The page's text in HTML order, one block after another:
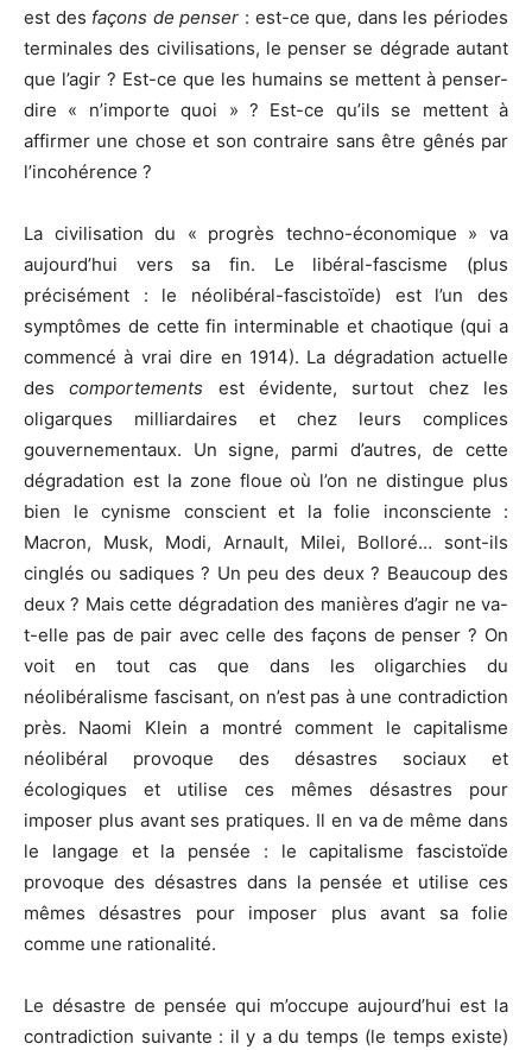
est des façons de penser : est-ce que, dans les périodes
terminales des civilisations, le penser se dégrade autant
que l’agir ? Est-ce que les humains se mettent à penser-
dire « n’importe quoi » ? Est-ce qu’ils se mettent à
affirmer une chose et son contraire sans être gênés par
l’incohérence ?
La civilisation du « progrès techno-économique » va
aujourd’hui vers sa fin. Le libéral-fascisme (plus
précisément : le néolibéral-fascistoïde) est l’un des
symptômes de cette fin interminable et chaotique (qui a
commencé à vrai dire en 1914). La dégradation actuelle
descomportements est évidente, surtout chez les
oligarques milliardaires et chez leurs complices
gouvernementaux. Un signe, parmi d’autres, de cette
dégradation est la zone floue où l’on ne distingue plus
bien le cynisme conscient et la folie inconsciente :
Macron, Musk, Modi, Arnault, Milei, Bolloré… sont-ils
cinglés ou sadiques ? Un peu des deux ? Beaucoup des
deux ? Mais cette dégradation des manières d’agir ne va-
t-elle pas de pair avec celle des façons de penser ? On
voit en tout cas que dans les oligarchies du
néolibéralisme fascisant, on n’est pas à une contradiction
près. Naomi Klein a montré comment le capitalisme
néolibéral provoque des désastres sociaux et
écologiques et utilise ces mêmes désastres pour
imposer plus avant ses pratiques. Il en va de même dans
le langage et la pensée : le capitalisme fascistoïde
provoque des désastres dans la pensée et utilise ces
mêmes désastres pour imposer plus avant sa folie
comme une rationalité.
Le désastre de pensée qui m’occupe aujourd’hui est la
contradiction suivante : il y a du temps (le temps existe)